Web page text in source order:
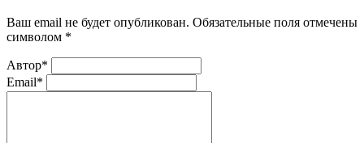
Ваш email не будет опубликован. Обязательные поля отмечены
символом *
Автор*
Email*